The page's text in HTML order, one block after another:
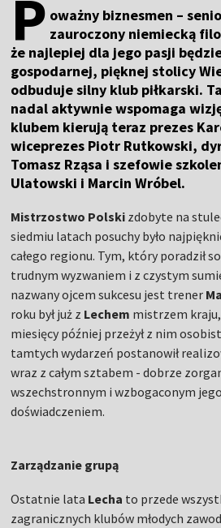
P oważny biznesmen –
zauroczony niemiecką
że najlepiej dla jego pasji
gospodarnej, pięknej stolicy
odbuduje silny klub piłkarski.
nadal aktywnie wspomaga
klubem kierują teraz prezes
wiceprezes Piotr Rutkowski,
Tomasz Rząsa i szefowie
Ulatowski i Marcin Wróbel.
Mistrzostwo Polski zdobyte na
siedmiu latach posuchy było
całego regionu. Tym, który poradził
trudnym wyzwaniem i z czystym
nazwany ojcem sukcesu jest trener
roku był już z Lechem mistrzem
miesięcy później przeżył z nim
tamtych wydarzeń postanowił
wraz z całym sztabem - dobrze
wszechstronnym i wzbogaconym
doświadczeniem.
Zarządzanie grupą
Ostatnie lata Lecha to przede
zagranicznych klubów młodych